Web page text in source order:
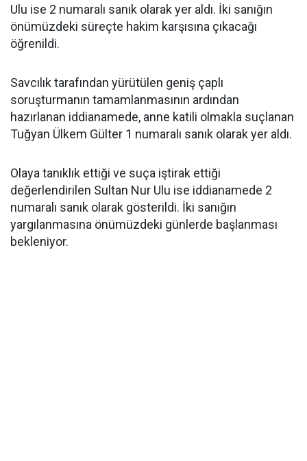
Ulu ise 2 numaralı sanık olarak yer aldı. İki sanığın
önümüzdeki süreçte hakim karşısına çıkacağı
öğrenildi.
Savcılık tarafından yürütülen geniş çaplı
soruşturmanın tamamlanmasının ardından
hazırlanan iddianamede, anne katili olmakla suçlanan
Tuğyan Ülkem Gülter 1 numaralı sanık olarak yer aldı.
Olaya tanıklık ettiği ve suça iştirak ettiği
değerlendirilen Sultan Nur Ulu ise iddianamede 2
numaralı sanık olarak gösterildi. İki sanığın
yargılanmasına önümüzdeki günlerde başlanması
bekleniyor.